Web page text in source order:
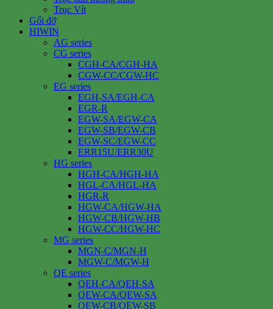
Trục Vít
Gối đỡ
HIWIN
AG series
CG series
CGH-CA/CGH-HA
CGW-CC/CGW-HC
EG series
EGH-SA/EGH-CA
EGR-R
EGW-SA/EGW-CA
EGW-SB/EGW-CB
EGW-SC/EGW-CC
ERR15U/ERR30U
HG series
HGH-CA/HGH-HA
HGL-CA/HGL-HA
HGR-R
HGW-CA/HGW-HA
HGW-CB/HGW-HB
HGW-CC/HGW-HC
MG series
MGN-C/MGN-H
MGW-C/MGW-H
QE series
QEH-CA/QEH-SA
QEW-CA/QEW-SA
QEW-CB/QEW-SB